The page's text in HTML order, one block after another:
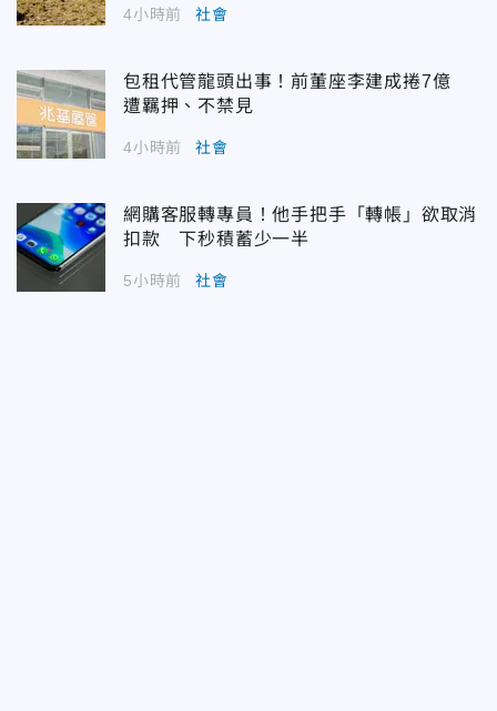
4小時前 社會
包租代管龍頭出事！前董座李建成捲7億
遭羈押、不禁見
4小時前 社會
網購客服轉專員！他手把手「轉帳」欲取消
扣款 下秒積蓄少一半
5小時前 社會